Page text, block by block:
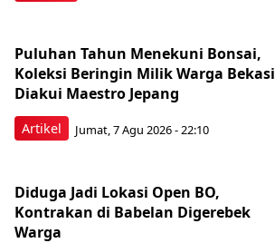
Artikel
Puluhan Tahun Menekuni Bonsai,
Koleksi Beringin Milik Warga Bekasi
Diakui Maestro Jepang
Jumat, 7 Agu 2026 - 22:10
Diduga Jadi Lokasi Open BO,
Kontrakan di Babelan Digerebek
Warga